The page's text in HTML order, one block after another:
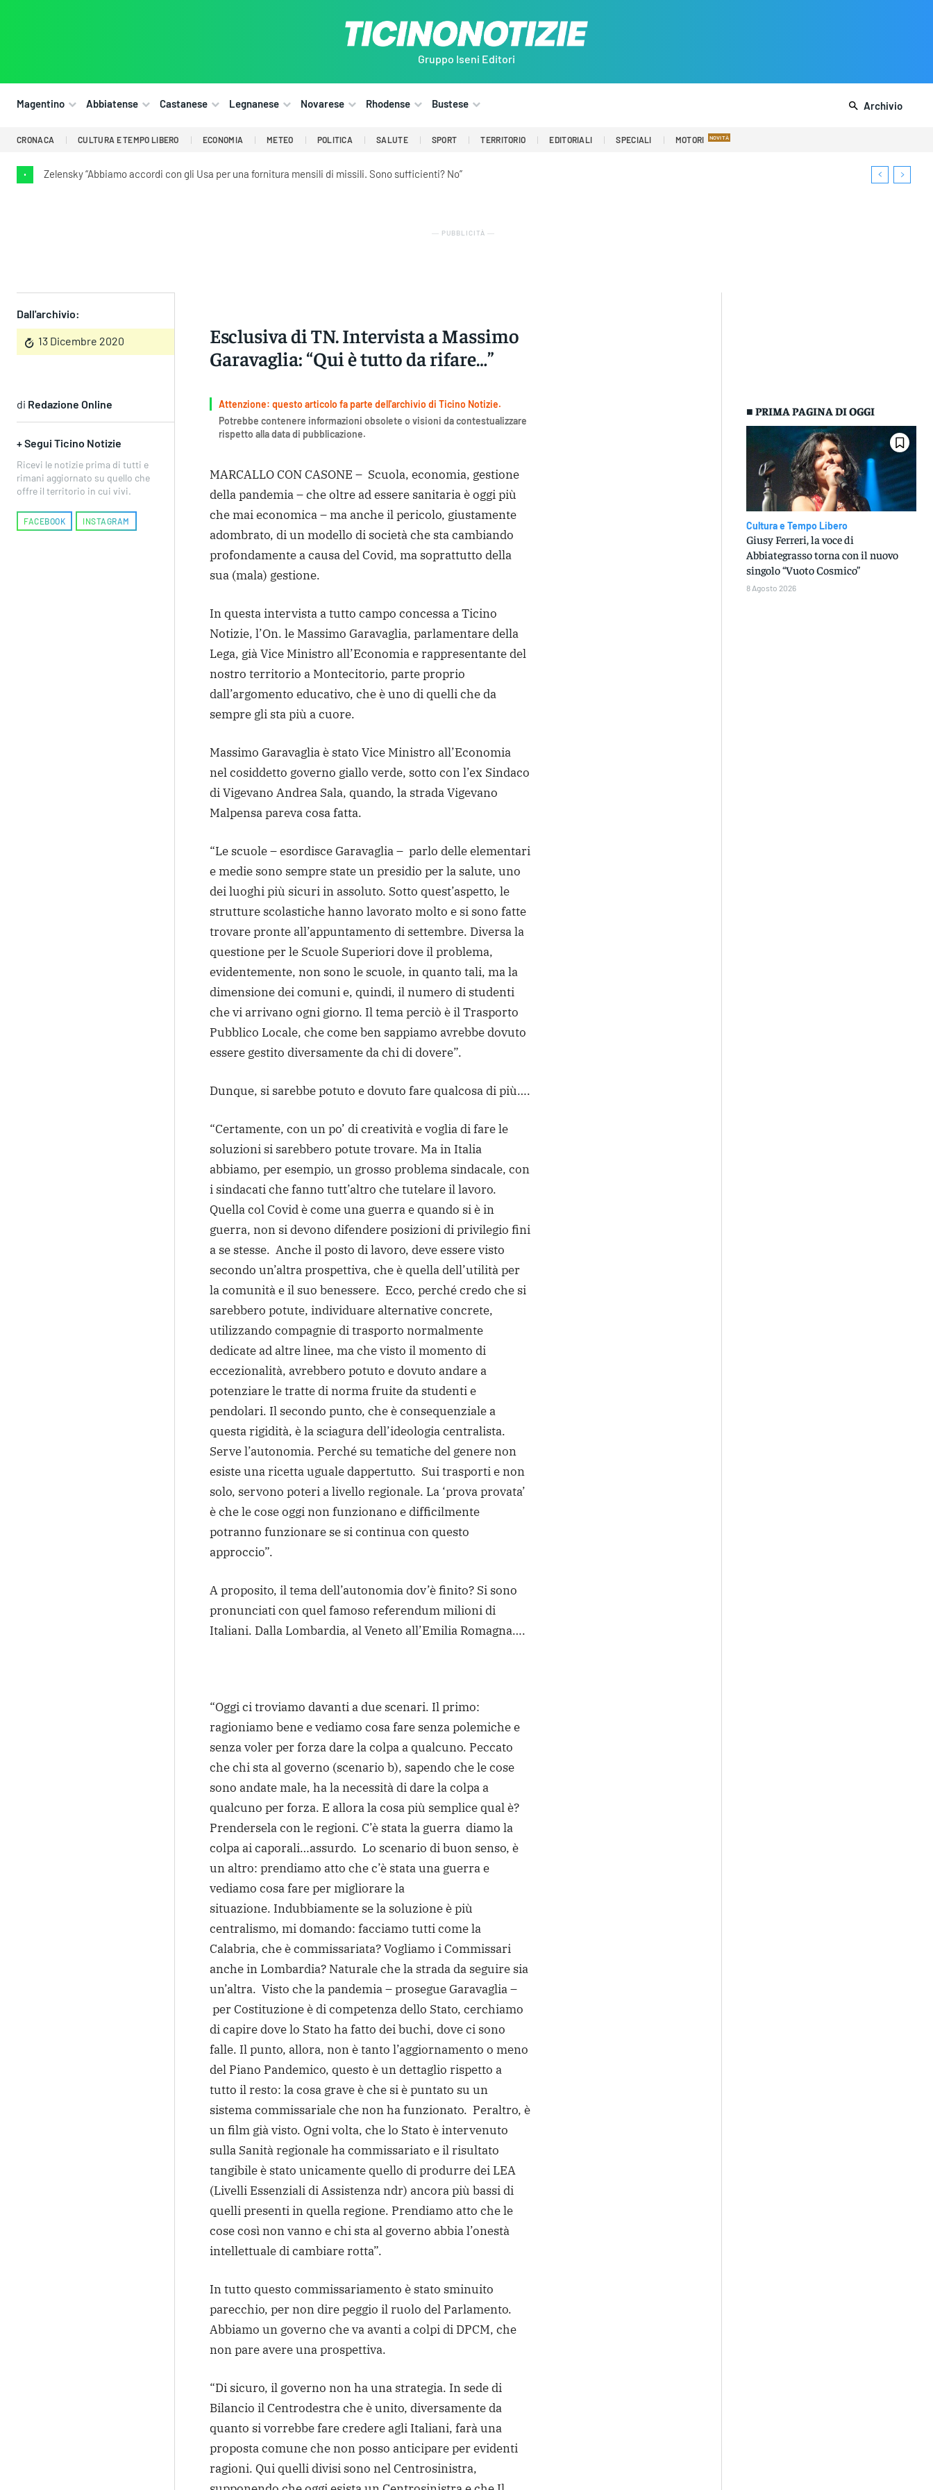
Gruppo Iseni Editori
Magentino Abbiatense Castanese Legnanese Novarese Rhodense Bustese Archivio
CRONACA CULTURA E TEMPO LIBERO ECONOMIA METEO POLITICA SALUTE SPORT TERRITORIO EDITORIALI SPECIALI MOTORI
• Zelensky “Abbiamo accordi con gli Usa per una fornitura mensili di missili. Sono sufficienti? No”
― PUBBLICITÀ ―
Dall'archivio:
13 Dicembre 2020
Esclusiva di TN. Intervista a Massimo
Garavaglia: “Qui è tutto da rifare…”
di Redazione Online
+ Segui Ticino Notizie
Ricevi le notizie prima di tutti e
rimani aggiornato su quello che
offre il territorio in cui vivi.
FACEBOOK INSTAGRAM
Attenzione: questo articolo fa parte dell'archivio di Ticino Notizie.
Potrebbe contenere informazioni obsolete o visioni da contestualizzare
rispetto alla data di pubblicazione.
MARCALLO CON CASONE – Scuola, economia, gestione
della pandemia – che oltre ad essere sanitaria è oggi più
che mai economica – ma anche il pericolo, giustamente
adombrato, di un modello di società che sta cambiando
profondamente a causa del Covid, ma soprattutto della
sua (mala) gestione.
In questa intervista a tutto campo concessa a Ticino
Notizie, l’On. le Massimo Garavaglia, parlamentare della
Lega, già Vice Ministro all’Economia e rappresentante del
nostro territorio a Montecitorio, parte proprio
dall’argomento educativo, che è uno di quelli che da
sempre gli sta più a cuore.
Massimo Garavaglia è stato Vice Ministro all’Economia
nel cosiddetto governo giallo verde, sotto con l’ex Sindaco
di Vigevano Andrea Sala, quando, la strada Vigevano
Malpensa pareva cosa fatta.
“Le scuole – esordisce Garavaglia – parlo delle elementari
e medie sono sempre state un presidio per la salute, uno
dei luoghi più sicuri in assoluto. Sotto quest’aspetto, le
strutture scolastiche hanno lavorato molto e si sono fatte
trovare pronte all’appuntamento di settembre. Diversa la
questione per le Scuole Superiori dove il problema,
evidentemente, non sono le scuole, in quanto tali, ma la
dimensione dei comuni e, quindi, il numero di studenti
che vi arrivano ogni giorno. Il tema perciò è il Trasporto
Pubblico Locale, che come ben sappiamo avrebbe dovuto
essere gestito diversamente da chi di dovere”.
Dunque, si sarebbe potuto e dovuto fare qualcosa di più….
“Certamente, con un po’ di creatività e voglia di fare le
soluzioni si sarebbero potute trovare. Ma in Italia
abbiamo, per esempio, un grosso problema sindacale, con
i sindacati che fanno tutt’altro che tutelare il lavoro.
Quella col Covid è come una guerra e quando si è in
guerra, non si devono difendere posizioni di privilegio fini
a se stesse. Anche il posto di lavoro, deve essere visto
secondo un’altra prospettiva, che è quella dell’utilità per
la comunità e il suo benessere. Ecco, perché credo che si
sarebbero potute, individuare alternative concrete,
utilizzando compagnie di trasporto normalmente
dedicate ad altre linee, ma che visto il momento di
eccezionalità, avrebbero potuto e dovuto andare a
potenziare le tratte di norma fruite da studenti e
pendolari. Il secondo punto, che è consequenziale a
questa rigidità, è la sciagura dell’ideologia centralista.
Serve l’autonomia. Perché su tematiche del genere non
esiste una ricetta uguale dappertutto. Sui trasporti e non
solo, servono poteri a livello regionale. La ‘prova provata’
è che le cose oggi non funzionano e difficilmente
potranno funzionare se si continua con questo
approccio”.
A proposito, il tema dell’autonomia dov’è finito? Si sono
pronunciati con quel famoso referendum milioni di
Italiani. Dalla Lombardia, al Veneto all’Emilia Romagna….
“Oggi ci troviamo davanti a due scenari. Il primo:
ragioniamo bene e vediamo cosa fare senza polemiche e
senza voler per forza dare la colpa a qualcuno. Peccato
che chi sta al governo (scenario b), sapendo che le cose
sono andate male, ha la necessità di dare la colpa a
qualcuno per forza. E allora la cosa più semplice qual è?
Prendersela con le regioni. C’è stata la guerra diamo la
colpa ai caporali…assurdo. Lo scenario di buon senso, è
un altro: prendiamo atto che c’è stata una guerra e
vediamo cosa fare per migliorare la
situazione. Indubbiamente se la soluzione è più
centralismo, mi domando: facciamo tutti come la
Calabria, che è commissariata? Vogliamo i Commissari
anche in Lombardia? Naturale che la strada da seguire sia
un’altra. Visto che la pandemia – prosegue Garavaglia –
per Costituzione è di competenza dello Stato, cerchiamo
di capire dove lo Stato ha fatto dei buchi, dove ci sono
falle. Il punto, allora, non è tanto l’aggiornamento o meno
del Piano Pandemico, questo è un dettaglio rispetto a
tutto il resto: la cosa grave è che si è puntato su un
sistema commissariale che non ha funzionato. Peraltro, è
un film già visto. Ogni volta, che lo Stato è intervenuto
sulla Sanità regionale ha commissariato e il risultato
tangibile è stato unicamente quello di produrre dei LEA
(Livelli Essenziali di Assistenza ndr) ancora più bassi di
quelli presenti in quella regione. Prendiamo atto che le
cose così non vanno e chi sta al governo abbia l’onestà
intellettuale di cambiare rotta”.
In tutto questo commissariamento è stato sminuito
parecchio, per non dire peggio il ruolo del Parlamento.
Abbiamo un governo che va avanti a colpi di DPCM, che
non pare avere una prospettiva.
“Di sicuro, il governo non ha una strategia. In sede di
Bilancio il Centrodestra che è unito, diversamente da
quanto si vorrebbe fare credere agli Italiani, farà una
proposta comune che non posso anticipare per evidenti
ragioni. Qui quelli divisi sono nel Centrosinistra,
■ PRIMA PAGINA DI OGGI
Cultura e Tempo Libero
Giusy Ferreri, la voce di
Abbiategrasso torna con il nuovo
singolo “Vuoto Cosmico”
8 Agosto 2026